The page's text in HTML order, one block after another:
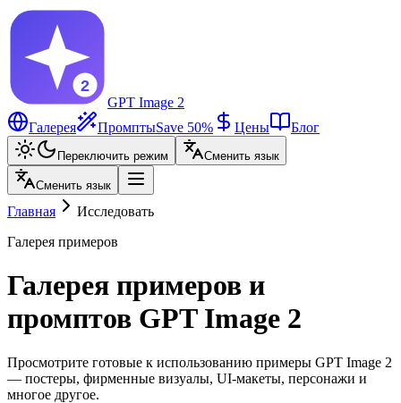
GPT Image 2
Галерея
ПромптыSave 50% Цены Блог
Переключить режим Сменить язык
Сменить язык
Главная
Исследовать
Галерея примеров
Галерея примеров и
промптов GPT Image 2
Просмотрите готовые к использованию примеры GPT Image 2
— постеры, фирменные визуалы, UI-макеты, персонажи и
многое другое.